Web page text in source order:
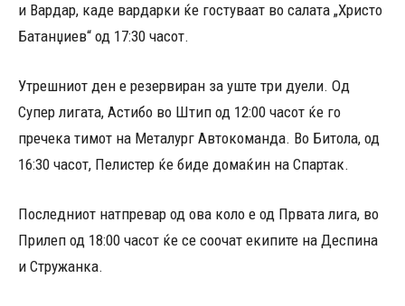
и Вардар, каде вардарки ќе гостуваат во салата „Христо
Батанџиев“ од 17:30 часот.
Утрешниот ден е резервиран за уште три дуели. Од
Супер лигата, Астибо во Штип од 12:00 часот ќе го
пречека тимот на Металург Автокоманда. Во Битола, од
16:30 часот, Пелистер ќе биде домаќин на Спартак.
Последниот натпревар од ова коло е од Првата лига, во
Прилеп од 18:00 часот ќе се соочат екипите на Деспина
и Стружанка.